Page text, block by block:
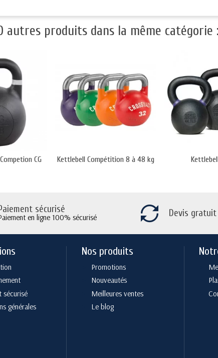
autres produits dans la même catégorie
CG Kettlebell Compétition 8 à 48 kg
sécurisé
en ligne 100% sécurisé Devis gratuit
sécurisé
générales
Nos produits
Promotions
Nouveautés
Meilleures ventes
Le blog